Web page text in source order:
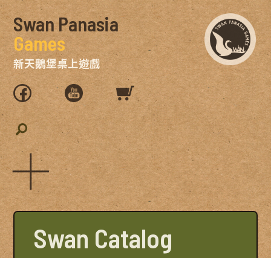
Swan Panasia
Games
新天鵝堡桌上遊戲
Swan Catalog